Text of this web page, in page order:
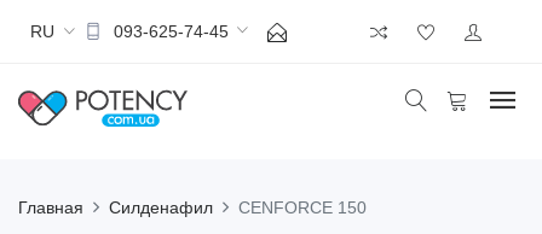
RU 093-625-74-45
Главная Силденафил CENFORCE 150